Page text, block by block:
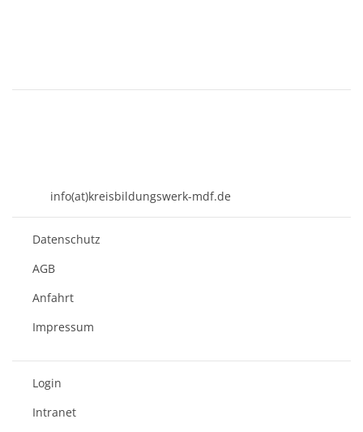
info(at)kreisbildungswerk-mdf.de
Datenschutz
AGB
Anfahrt
Impressum
Login
Intranet